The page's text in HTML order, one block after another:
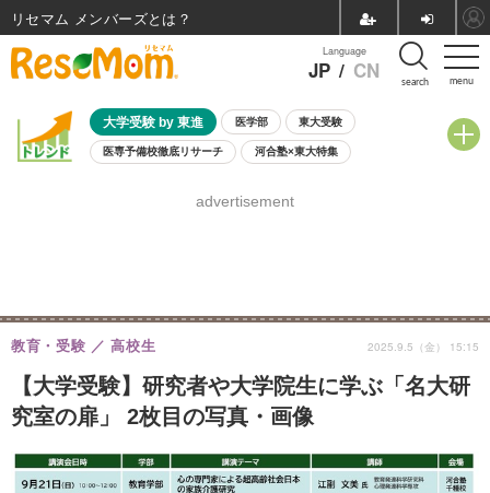
menu
Language
JP / CN search
大学受験 by 東進 医学部 東大受験
医専予備校徹底リサーチ 河合塾×東大特集
8月開催学校説明会・相談会
advertisement
【大学受験】研究者や大学院生に学ぶ「名大研
究室の扉」 2枚目の写真・画像
教育・受験 高校生 2025.9.5（金） 15:15
リセマム メンバーズ